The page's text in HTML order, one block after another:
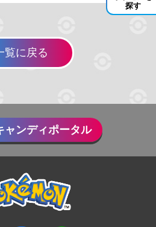
探す
覧に戻る
ャンディポータル